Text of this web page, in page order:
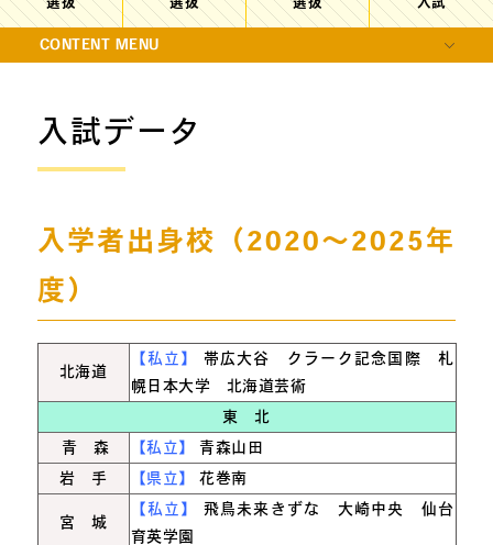
CONTENT MENU
入試データ
入学者出身校（2020～2025年
度）
北海道
【私立】
帯広大谷 クラーク記念国際 札
幌日本大学 北海道芸術
東 北
青 森
【私立】
青森山田
岩 手
【県立】 花巻南
宮 城
【私立】
飛鳥未来きずな 大崎中央 仙台
育英学園